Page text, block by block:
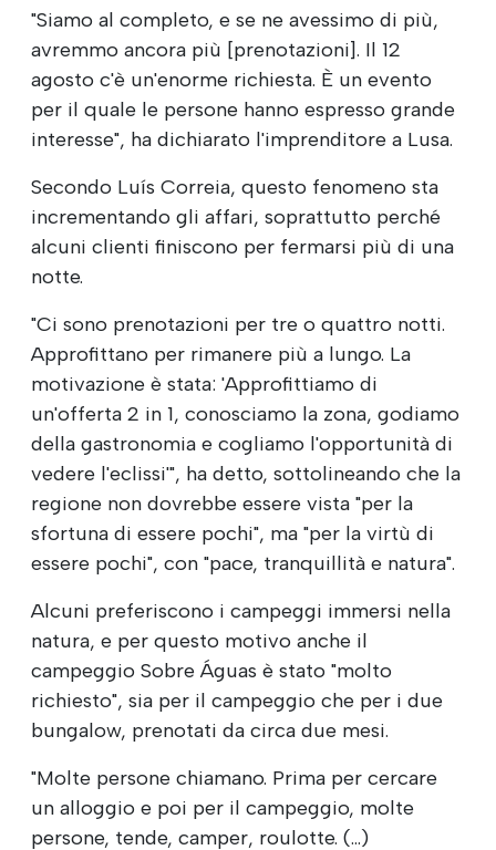
"Siamo al completo, e se ne avessimo di più,
avremmo ancora più [prenotazioni]. Il 12
agosto c'è un'enorme richiesta. È un evento
per il quale le persone hanno espresso grande
interesse", ha dichiarato l'imprenditore a Lusa.
Secondo Luís Correia, questo fenomeno sta
incrementando gli affari, soprattutto perché
alcuni clienti finiscono per fermarsi più di una
notte.
"Ci sono prenotazioni per tre o quattro notti.
Approfittano per rimanere più a lungo. La
motivazione è stata: 'Approfittiamo di
un'offerta 2 in 1, conosciamo la zona, godiamo
della gastronomia e cogliamo l'opportunità di
vedere l'eclissi'", ha detto, sottolineando che la
regione non dovrebbe essere vista "per la
sfortuna di essere pochi", ma "per la virtù di
essere pochi", con "pace, tranquillità e natura".
Alcuni preferiscono i campeggi immersi nella
natura, e per questo motivo anche il
campeggio Sobre Águas è stato "molto
richiesto", sia per il campeggio che per i due
bungalow, prenotati da circa due mesi.
"Molte persone chiamano. Prima per cercare
un alloggio e poi per il campeggio, molte
persone, tende, camper, roulotte. (...)